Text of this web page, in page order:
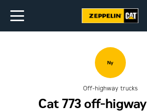
Ny
Off-highway trucks
Cat 773 off-